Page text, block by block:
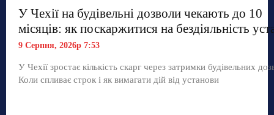
У Чехії на будівельні дозволи чекають до 10
місяців: як поскаржитися на бездіяльність
9 Серпня, 2026р 7:53
У Чехії зростає кількість скарг через затримки будівельних
Коли спливає строк і як вимагати дій від установи